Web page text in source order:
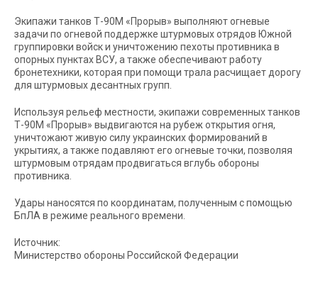
Экипажи танков Т-90М «Прорыв» выполняют огневые
задачи по огневой поддержке штурмовых отрядов Южной
группировки войск и уничтожению пехоты противника в
опорных пунктах ВСУ, а также обеспечивают работу
бронетехники, которая при помощи трала расчищает дорогу
для штурмовых десантных групп.
Используя рельеф местности, экипажи современных танков
Т-90М «Прорыв» выдвигаются на рубеж открытия огня,
уничтожают живую силу украинских формирований в
укрытиях, а также подавляют его огневые точки, позволяя
штурмовым отрядам продвигаться вглубь обороны
противника.
Удары наносятся по координатам, полученным с помощью
БпЛА в режиме реального времени.
Источник:
Министерство обороны Российской Федерации